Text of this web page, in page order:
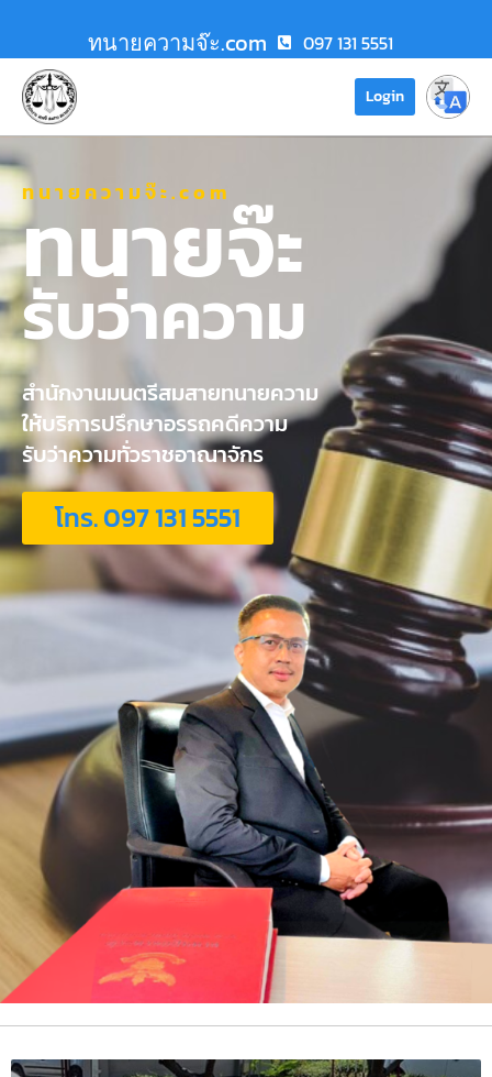
ทนายความจ๊ะ.com 097 131 5551
Login
ทนายความจ๊ะ.com
ทนายจ๊ะ
รับว่าความ
สำนักงานมนตรีสมสายทนายความ
ให้บริการปรึกษาอรรถคดีความ
รับว่าความทั่วราชอาณาจักร
โทร. 097 131 5551